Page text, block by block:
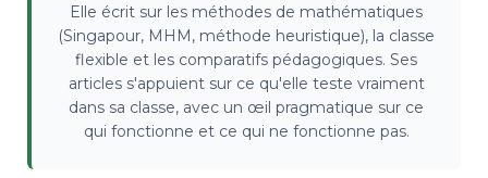
Elle écrit sur les méthodes de mathématiques
(Singapour, MHM, méthode heuristique), la classe
flexible et les comparatifs pédagogiques. Ses
articles s'appuient sur ce qu'elle teste vraiment
dans sa classe, avec un œil pragmatique sur ce
qui fonctionne et ce qui ne fonctionne pas.